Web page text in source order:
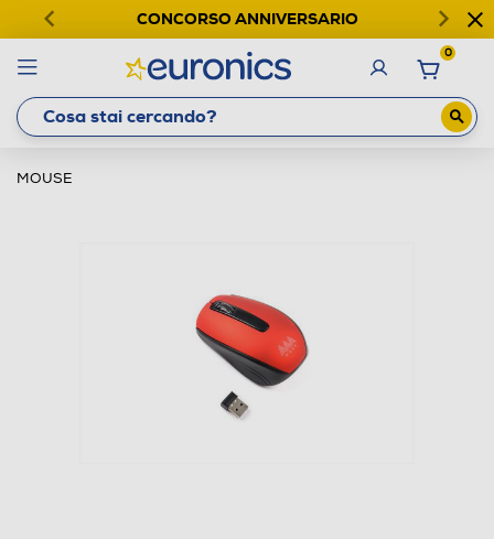
CONCORSO ANNIVERSARIO
0
MOUSE